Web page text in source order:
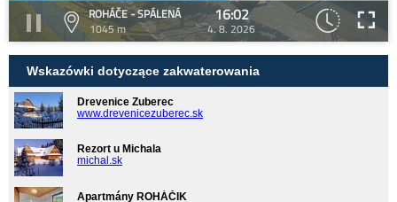
ROHÁČE - SPÁLENÁ
1045 m
16:02
4. 8. 2026
Wskazówki dotyczące zakwaterowania
Drevenice Zuberec
www.drevenicezuberec.sk
Rezort u Michala
michal.sk
Apartmány ROHÁČIK